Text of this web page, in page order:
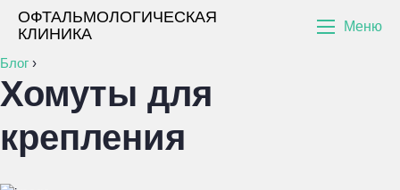
ОФТАЛЬМОЛОГИЧЕСКАЯ
КЛИНИКА
Меню
Блог ›
Хомуты для
крепления